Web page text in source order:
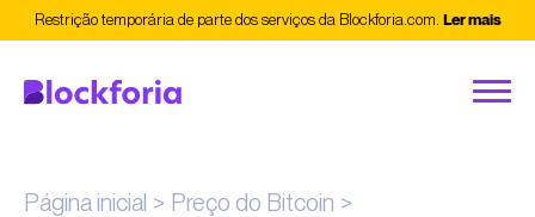
Restrição temporária de parte dos serviços da Blockforia.com. Ler mais
Página inicial
Preço do Bitcoin